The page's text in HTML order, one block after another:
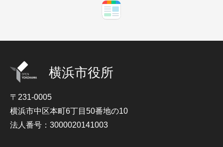
横浜市役所
〒231-0005
横浜市中区本町6丁目50番地の10
法人番号：3000020141003